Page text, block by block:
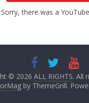
Sorry, there was a
© 2026 ALL RIGHTS. All
by ThemeGrill.